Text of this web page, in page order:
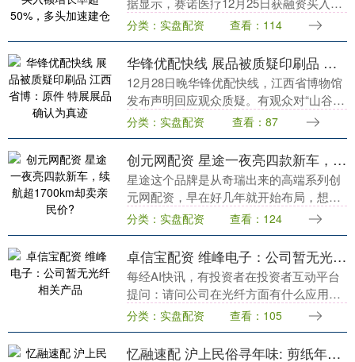
1.36亿元，连续2日融资买入额增长率超
50%，当前融资余额6.50亿元....
分类：实盘配资 查看：114
华锋优配快线 展品被质疑印刷品 江西省博：原件 特展展品确认为真迹
12月28日晚华锋优配快线，江西省博物馆
发布声明回应观众质疑。有观众对“山谷雅
集——黄庭坚诞辰980周年特展”中展出的
米芾《行书三札卷》是否为原件表示怀
疑。博物....
分类：实盘配资 查看：87
创元网配资 星途一夜亮四款新车，续航超1700km却卖亲民价?
星途这个品牌是从奇瑞出来的高端系列创
元网配资，早在好几年就开始布局，想给
消费者提供更高级的用车体验。活动上，
他们明确了未来的产品规划，准备围绕两
大系列来发力，一....
分类：实盘配资 查看：124
卓信宝配资 维峰电子：公司暂无光纤相关产品
每经AI快讯，有投资者在投资者互动平台
提问：请问公司在光纤方面有什么应用吗?
维峰电子（301328.SZ）12月22日在投资
者互动平台表示，公司暂无相关产品。....
分类：实盘配资 查看：105
忆融速配 沪上民俗寻年味: 剪纸年画灯彩里的“满堂红”